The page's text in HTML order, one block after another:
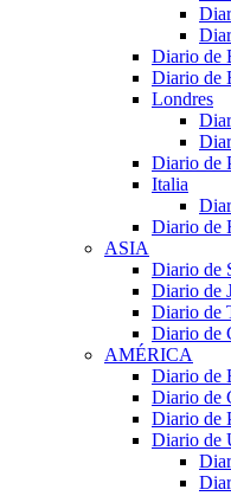
Diario de
Diario de
Londres
Diario de
Italia
Diario de
ASIA
Diario de
Diario de
Diario de
Diario de
AMÉRICA
Diario de
Diario de
Diario de
Diario de